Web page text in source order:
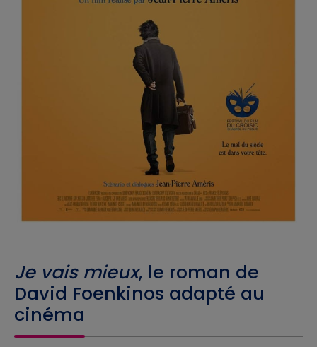
Je vais mieux, le roman de
David Foenkinos adapté au
cinéma